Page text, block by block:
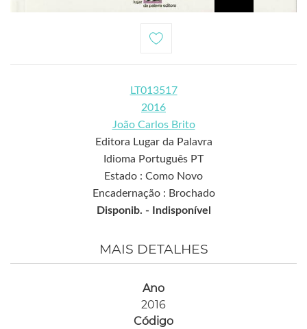
LT013517
2016
João Carlos Brito
Editora Lugar da Palavra
Idioma Português PT
Estado : Como Novo
Encadernação : Brochado
Disponib. -
Indisponível
MAIS DETALHES
Ano
2016
Código